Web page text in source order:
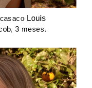
Louis
3 meses.